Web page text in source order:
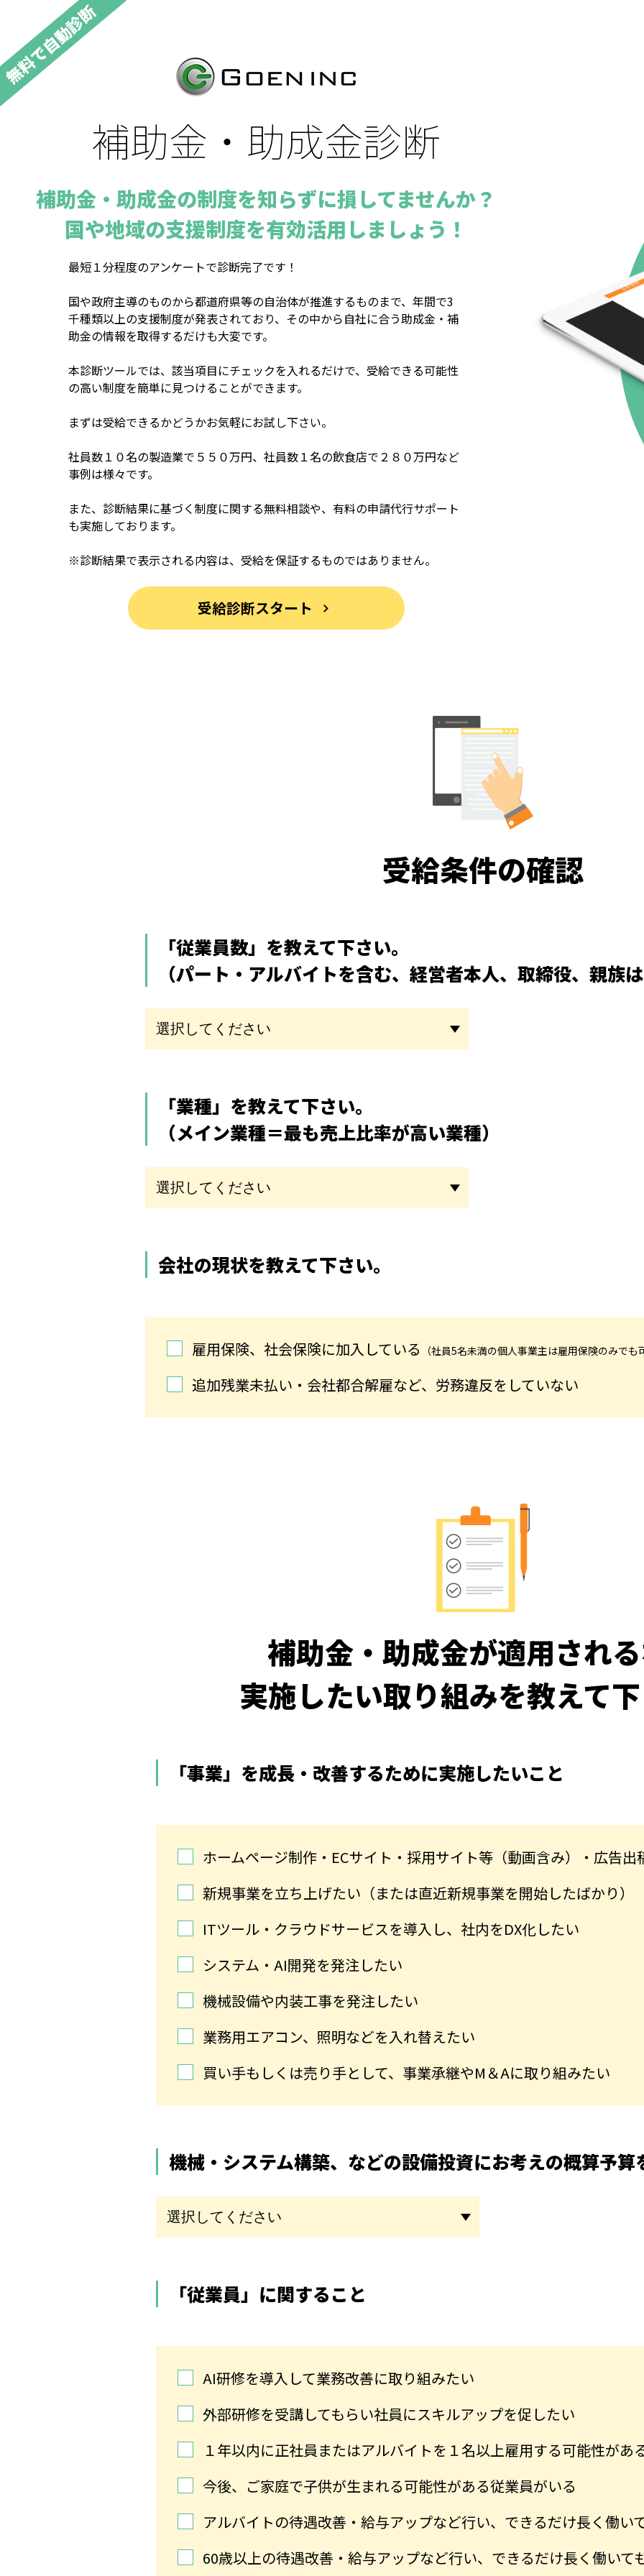
無料で自動診断
補助⾦・助成⾦診断
補助金・助成金の制度を知らずに損してませんか？
国や地域の支援制度を有効活用しましょう！
最短１分程度のアンケートで診断完了です！
国や政府主導のものから都道府県等の自治体が推進するものまで、年間で3
千種類以上の支援制度が発表されており、その中から自社に合う助成金・補
助金の情報を取得するだけも大変です。
本診断ツールでは、該当項目にチェックを入れるだけで、受給できる可能性
の高い制度を簡単に見つけることができます。
まずは受給できるかどうかお気軽にお試し下さい。
社員数１０名の製造業で５５０万円、社員数１名の飲食店で２８０万円など
事例は様々です。
また、診断結果に基づく制度に関する無料相談や、有料の申請代行サポート
も実施しております。
※診断結果で表示される内容は、受給を保証するものではありません。
受給診断スタート
受給条件の確認
「従業員数」を教えて下さい。
（パート・アルバイトを含む、経営者本人、取締役、親族
「業種」を教えて下さい。
（メイン業種＝最も売上比率が高い業種）
会社の現状を教えて下さい。
雇用保険、社会保険に加入している （社員5名未満の個人事業主は雇用保険のみでも
追加残業未払い・会社都合解雇など、労務違反をしていない
補助金・助成金が適用され
実施したい取り組みを教えて
「事業」を成長・改善するために実施したいこと
ホームページ制作・ECサイト・採用サイト等（動画含み）・広告出
新規事業を立ち上げたい（または直近新規事業を開始したばかり）
ITツール・クラウドサービスを導入し、社内をDX化したい
システム・AI開発を発注したい
機械設備や内装工事を発注したい
業務用エアコン、照明などを入れ替えたい
買い手もしくは売り手として、事業承継やM＆Aに取り組みたい
機械・システム構築、などの設備投資にお考えの概算予算
「従業員」に関すること
AI研修を導入して業務改善に取り組みたい
外部研修を受講してもらい社員にスキルアップを促したい
１年以内に正社員またはアルバイトを１名以上雇用する可能性があ
今後、ご家庭で子供が生まれる可能性がある従業員がいる
アルバイトの待遇改善・給与アップなど行い、できるだけ長く働い
60歳以上の待遇改善・給与アップなど行い、できるだけ長く働いて